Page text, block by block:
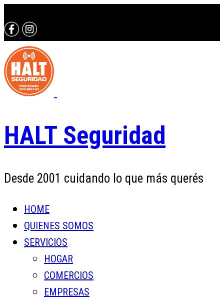
HALT Seguridad
Desde 2001 cuidando lo que más querés
HOME
QUIENES SOMOS
SERVICIOS
HOGAR
COMERCIOS
EMPRESAS